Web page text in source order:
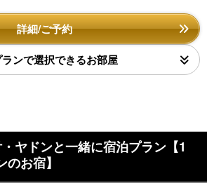
詳細/ご予約
ンで選択できるお部屋
ヤドンと一緒に宿泊プラン【1
お宿】